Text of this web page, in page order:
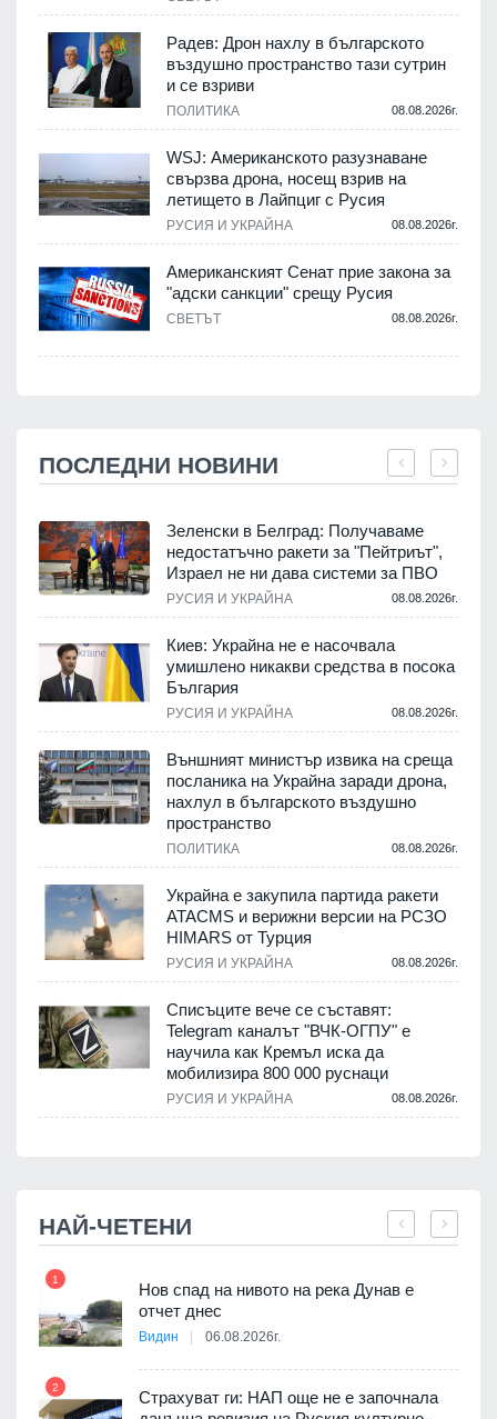
Радев: Дрон нахлу в българското
въздушно пространство тази сутрин
и се взриви
ПОЛИТИКА 08.08.2026г.
WSJ: Американското разузнаване
свързва дрона, носещ взрив на
летището в Лайпциг с Русия
РУСИЯ И УКРАЙНА 08.08.2026г.
Американският Сенат прие закона за
"адски санкции" срещу Русия
СВЕТЪТ 08.08.2026г.
ПОСЛЕДНИ НОВИНИ
Зеленски в Белград: Получаваме
недостатъчно ракети за "Пейтриът",
Израел не ни дава системи за ПВО
РУСИЯ И УКРАЙНА 08.08.2026г.
Киев: Украйна не е насочвала
умишлено никакви средства в посока
България
РУСИЯ И УКРАЙНА 08.08.2026г.
Външният министър извика на среща
посланика на Украйна заради дрона,
нахлул в българското въздушно
пространство
ПОЛИТИКА 08.08.2026г.
Украйна е закупила партида ракети
ATACMS и верижни версии на РСЗО
HIMARS от Турция
РУСИЯ И УКРАЙНА 08.08.2026г.
Списъците вече се съставят:
Telegram каналът "ВЧК-ОГПУ" е
научила как Кремъл иска да
мобилизира 800 000 руснаци
РУСИЯ И УКРАЙНА 08.08.2026г.
НАЙ-ЧЕТЕНИ
1
Нов спад на нивото на река Дунав е
отчет днес
Видин 06.08.2026г.
2
Страхуват ги: НАП още не е започнала